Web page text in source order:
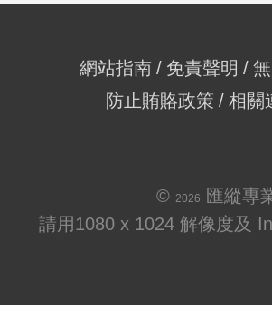
網站指南 免責聲明
防止賄賂政策
相關
© 2026
匯縱專
請用1080 x 1024 解像度及